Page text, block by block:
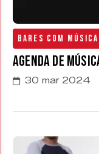
Bares com Música
Agenda de
30 mar 2024